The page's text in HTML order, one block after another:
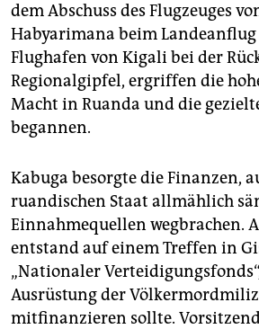
dem Abschuss des Flugzeuges
Habyarimana beim
Flughafen von Kigali bei der
Regionalgipfel, ergriffen die
Macht in Ruanda und die
begannen.
Kabuga besorgte die Finanzen,
ruandischen Staat allmählich
Einnahmequellen wegbrachen.
entstand auf einem Treffen in
„Nationaler
Ausrüstung der
mitfinanzieren sollte.